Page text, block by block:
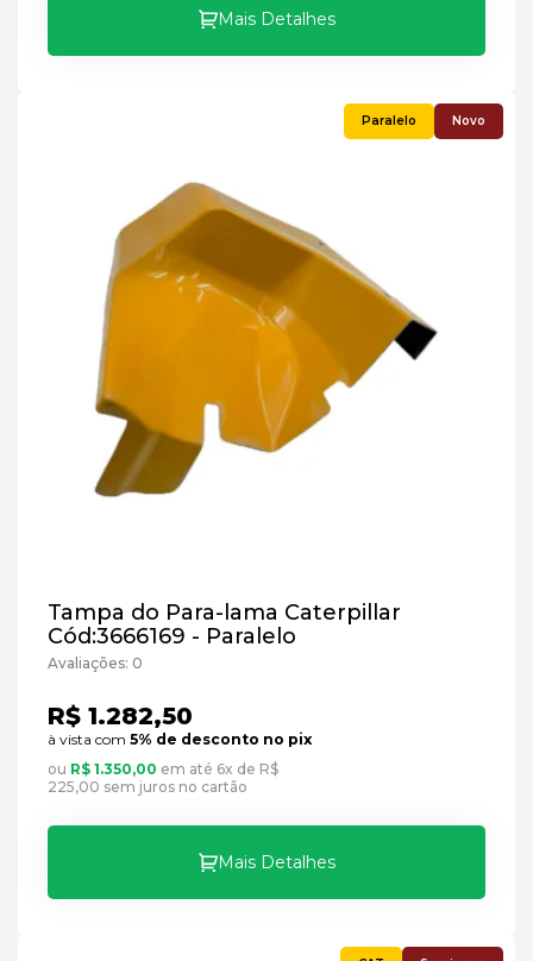
Mais Detalhes
Novo
Tampa do Para-lama Caterpillar
Cód:3666169 - Paralelo
Avaliações: 0
R$ 1.282,50
à vista com 5% de desconto no pix
ou R$ 1.350,00 em até 6x de R$
225,00 sem juros no cartão
Mais Detalhes